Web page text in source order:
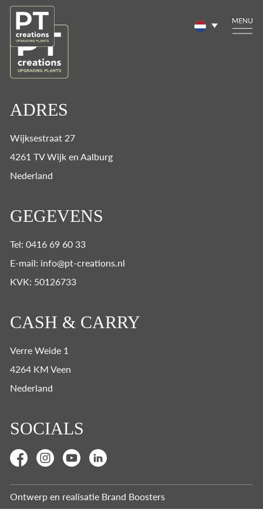
ADRES
Wijksestraat 27
4261 TV Wijk en Aalburg
Nederland
GEGEVENS
Tel: 0416 69 60 33
E-mail: info@pt-creations.nl
KVK: 50126733
CASH & CARRY
Verre Weide 1
4264 KM Veen
Nederland
SOCIALS
Ontwerp en realisatie Brand Boosters